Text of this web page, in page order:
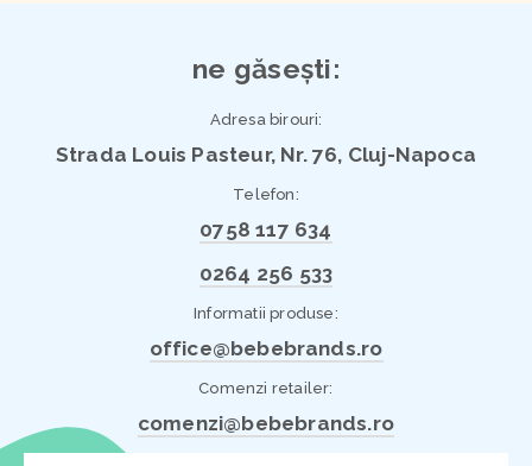
ne găsești:
Adresa birouri:
Strada Louis Pasteur, Nr. 76, Cluj-Napoca
Telefon:
0758 117 634
0264 256 533
Informatii produse:
office@bebebrands.ro
Comenzi retailer:
comenzi@bebebrands.ro